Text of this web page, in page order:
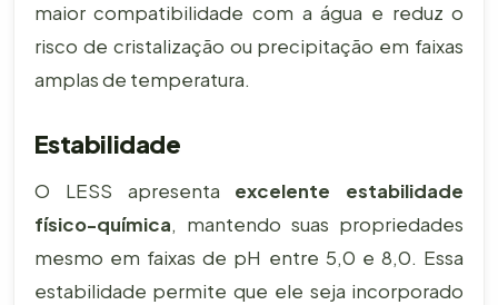
maior compatibilidade com a água e reduz o
risco de cristalização ou precipitação em faixas
amplas de temperatura.
Estabilidade
O LESS apresenta excelente estabilidade
físico-química, mantendo suas propriedades
mesmo em faixas de pH entre 5,0 e 8,0. Essa
estabilidade permite que ele seja incorporado